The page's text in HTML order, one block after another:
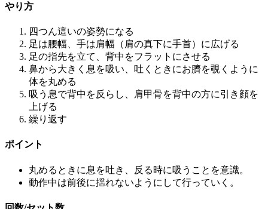
やり方
四つん這いの姿勢になる
足は腰幅、手は肩幅（肩の真下に手首）に広げる
足の指先を立て、背中をフラットにさせる
鼻から大きく息を吸い、吐くときにお臍を覗くように
体を丸める
吸う息で背中を反らし、肩甲骨を背中の方に引き顔を
上げる
繰り返す
ポイント
丸めるときに息を吐き、反る時に吸うことを意識。
動作中は前後に揺れないようにして行っていく。